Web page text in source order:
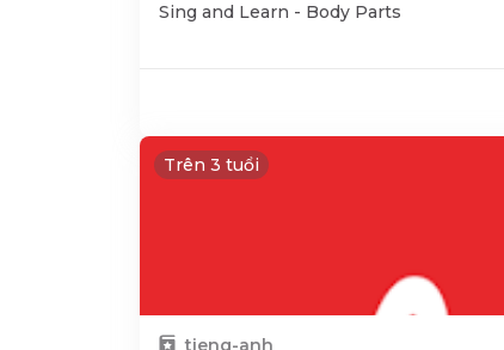
Sing and Learn - Body Parts
Trên 3 tuổi
tieng-anh